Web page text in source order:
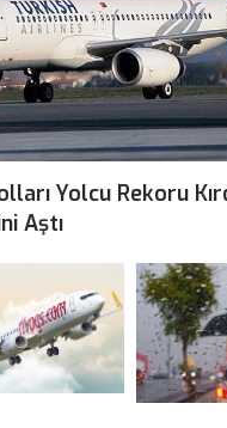
Yolcu Rekoru
Aştı